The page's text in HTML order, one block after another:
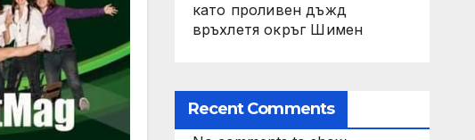
като проливен дъжд
връхлетя окръг Шимен
Recent Comments